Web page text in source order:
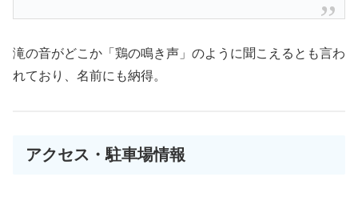
滝の音がどこか「鶏の鳴き声」のように聞こえるとも言わ
れており、名前にも納得。
アクセス・駐車場情報